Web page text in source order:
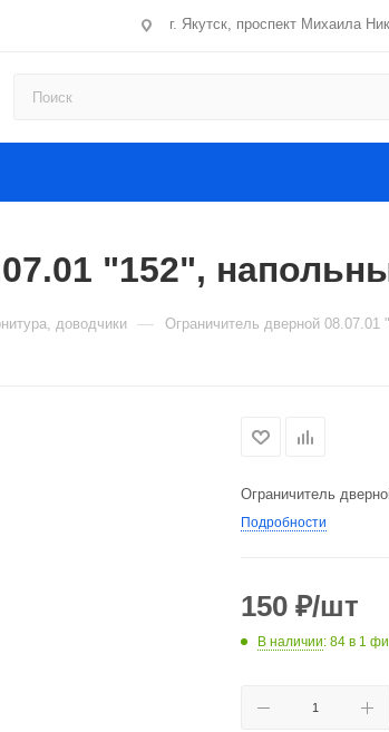
г. Якутск, проспект Михаила
"152",
доводчики — Ограничитель дверной
Ограничитель
Подробности
150 ₽/шт
В наличии: 84 в 1